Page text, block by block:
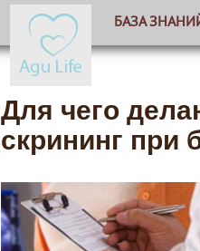
БАЗА
Для чего
скрининг при